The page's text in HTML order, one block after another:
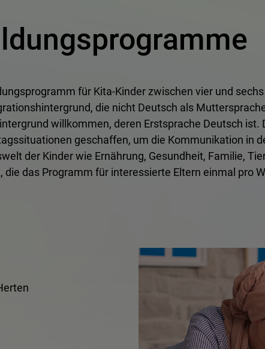
für Kita-Kinder zwischen vier und
die nicht Deutsch als
willkommen, deren Erstsprache Deutsch
geschaffen, um die Kommunikation in
der Kinder wie Ernährung, Gesundheit, Familie,
das Programm für interessierte Eltern einmal pro